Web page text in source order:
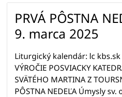
PRVÁ PÔSTNA
9. marca 2025
Liturgický kalendár: lc
VÝROČIE POSVIACKY
SVÄTÉHO MARTINA Z
PÔSTNA NEDEĽA Úmysly sv.